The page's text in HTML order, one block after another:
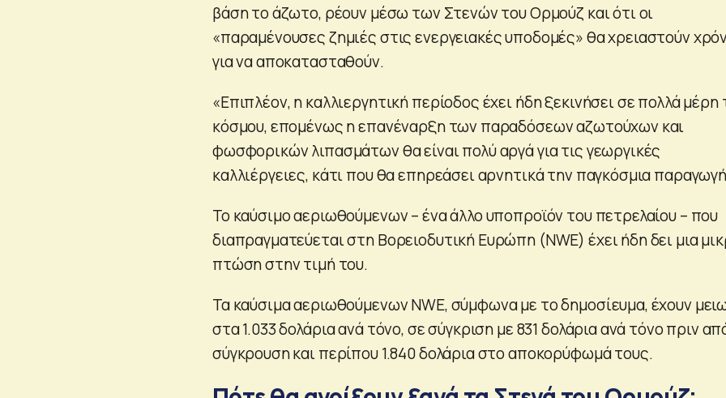
βάση το άζωτο, ρέουν μέσω των Στενών του Ορμούζ και ότι οι
«παραμένουσες ζημιές στις ενεργειακές υποδομές» θα χρειαστούν
για να αποκατασταθούν.
«Επιπλέον, η καλλιεργητική περίοδος έχει ήδη ξεκινήσει σε πολλά μέρη
κόσμου, επομένως η επανέναρξη των παραδόσεων αζωτούχων και
φωσφορικών λιπασμάτων θα είναι πολύ αργά για τις γεωργικές
καλλιέργειες, κάτι που θα επηρεάσει αρνητικά την παγκόσμια
Το καύσιμο αεριωθούμενων – ένα άλλο υποπροϊόν του πετρελαίου – που
διαπραγματεύεται στη Βορειοδυτική Ευρώπη (NWE) έχει ήδη δει μια
πτώση στην τιμή του.
Τα καύσιμα αεριωθούμενων NWE, σύμφωνα με το δημοσίευμα, έχουν
στα 1.033 δολάρια ανά τόνο, σε σύγκριση με 831 δολάρια ανά τόνο πριν
σύγκρουση και περίπου 1.840 δολάρια στο αποκορύφωμά τους.